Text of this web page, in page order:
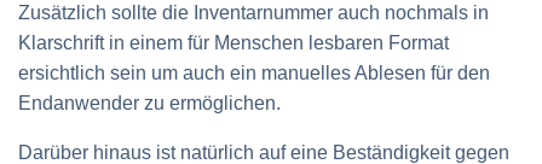
Zusätzlich sollte die Inventarnummer auch nochmals in
Klarschrift in einem für Menschen lesbaren Format
ersichtlich sein um auch ein manuelles Ablesen für den
Endanwender zu ermöglichen.
Darüber hinaus ist natürlich auf eine Beständigkeit gegen